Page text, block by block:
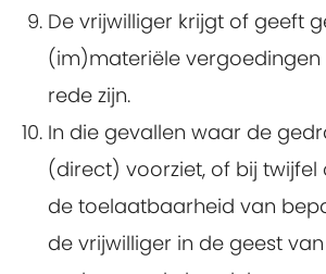
De vrijwilliger krijgt of geeft
(im)materiële vergoedingen
rede zijn.
In die gevallen waar de
(direct) voorziet, of bij twijfel
de toelaatbaarheid van
de vrijwilliger in de geest